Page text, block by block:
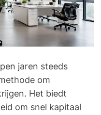
jaren steeds
om
Het biedt
om snel kapitaal